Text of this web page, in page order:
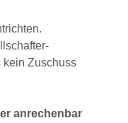
kein Zuschuss
anrechenbar